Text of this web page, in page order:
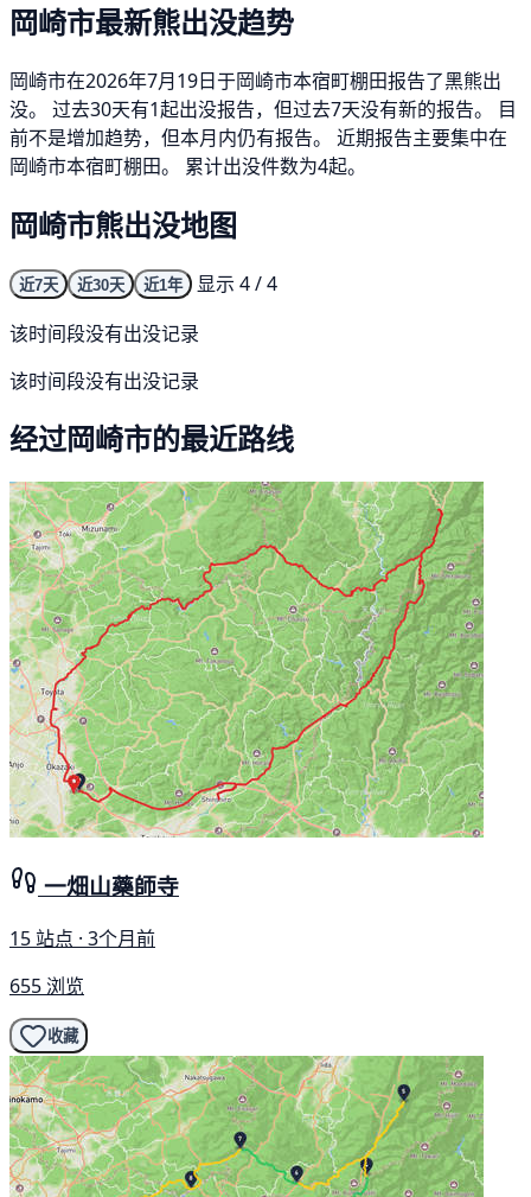
岡崎市最新熊出没趋势
岡崎市在2026年7月19日于岡崎市本宿町棚田报告了黑熊出
没。 过去30天有1起出没报告，但过去7天没有新的报告。 目
前不是增加趋势，但本月内仍有报告。 近期报告主要集中在
岡崎市本宿町棚田。 累计出没件数为4起。
岡崎市熊出没地图
近7天 近30天 近1年
显示 4 / 4
该时间段没有出没记录
该时间段没有出没记录
经过岡崎市的最近路线
一畑山藥師寺
15 站点 · 3个月前
655 浏览
收藏